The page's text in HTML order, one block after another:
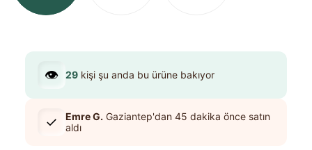
👁️ 29 kişi şu anda bu ürüne bakıyor
✓ Emre G. Gaziantep'dan 45 dakika önce satın
aldı